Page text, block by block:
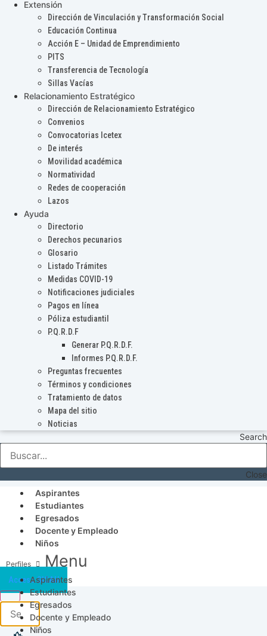
Extensión
Dirección de Vinculación y Transformación Social
Educación Continua
Acción E – Unidad de Emprendimiento
PITS
Transferencia de Tecnología
Sillas Vacías
Relacionamiento Estratégico
Dirección de Relacionamiento Estratégico
Convenios
Convocatorias Icetex
De interés
Movilidad académica
Normatividad
Redes de cooperación
Lazos
Ayuda
Directorio
Derechos pecunarios
Glosario
Listado Trámites
Medidas COVID-19
Notificaciones judiciales
Pagos en línea
Póliza estudiantil
P.Q.R.D.F
Generar P.Q.R.D.F.
Informes P.Q.R.D.F.
Preguntas frecuentes
Términos y condiciones
Tratamiento de datos
Mapa del sitio
Noticias
Search
Close
Aspirantes
Estudiantes
Egresados
Docente y Empleado
Niños
Menu
Aspirantes
Estudiantes
Egresados
Docente y Empleado
Niños
Acceso SICAU